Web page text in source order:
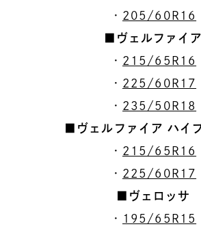
・ 205/60R16
■ヴェルファイア
・ 215/65R16
・ 225/60R17
・ 235/50R18
■ヴェルファイア ハイ
・ 215/65R16
・ 225/60R17
■ヴェロッサ
・ 195/65R15